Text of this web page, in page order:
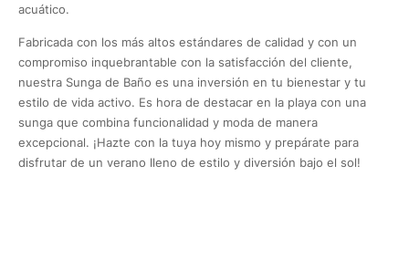
acuático.
Fabricada con los más altos estándares de calidad y con un
compromiso inquebrantable con la satisfacción del cliente,
nuestra Sunga de Baño es una inversión en tu bienestar y tu
estilo de vida activo. Es hora de destacar en la playa con una
sunga que combina funcionalidad y moda de manera
excepcional. ¡Hazte con la tuya hoy mismo y prepárate para
disfrutar de un verano lleno de estilo y diversión bajo el sol!